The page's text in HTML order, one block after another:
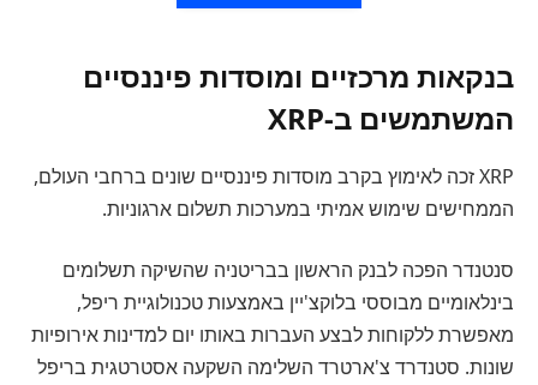
בנקאות מרכזיים ומוסדות פיננסיים
המשתמשים ב-XRP
XRP זכה לאימוץ בקרב מוסדות פיננסיים שונים ברחבי העולם,
הממחישים שימוש אמיתי במערכות תשלום ארגוניות.
סנטנדר הפכה לבנק הראשון בבריטניה שהשיקה תשלומים
בינלאומיים מבוססי בלוקצ'יין באמצעות טכנולוגיית ריפל,
מאפשרת ללקוחות לבצע העברות באותו יום למדינות אירופיות
שונות. סטנדרד צ'ארטרד השלימה השקעה אסטרטגית בריפל